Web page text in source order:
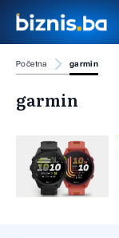
Početna garmin
garmin